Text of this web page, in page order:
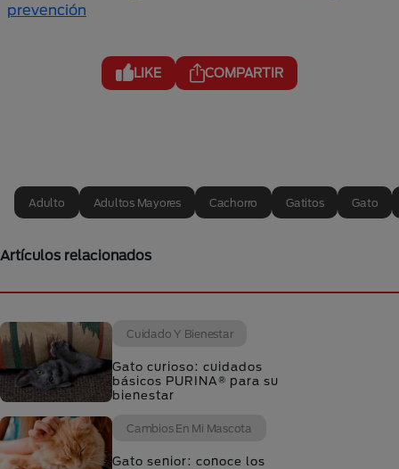
prevención
LIKE COMPARTIR
Adulto Adultos Mayores Cachorro Gatitos Gato
Artículos relacionados
Cuidado Y Bienestar
Gato curioso: cuidados
básicos PURINA® para su
bienestar
Cambios En Mi Mascota
Gato senior: conoce los